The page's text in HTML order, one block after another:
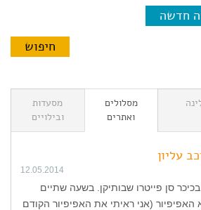
חדשה
מסלולים
ואתרים
מסעדות
ובילויים
עליון
12.05.2014
סן פייטרו שבותיקן. בשעה שתיים
האפיפיור (אני ראיתי את האפיפיור הקודם